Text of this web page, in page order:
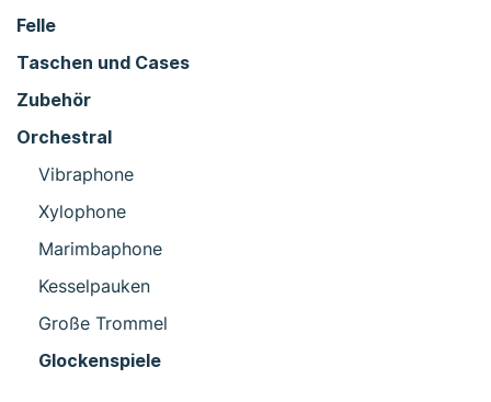
Felle
Taschen und Cases
Zubehör
Orchestral
Vibraphone
Xylophone
Marimbaphone
Kesselpauken
Große Trommel
Glockenspiele